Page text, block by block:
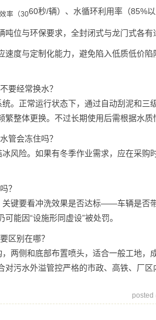
率（3060秒/辆）、水循环利用率（85%
位与环保要求，全封闭式与龙门式各有
度与定制化能力，避免陷入低质低价陷
要经常换水？
。正常运行状态下，通过自动刮泥和
整体更换。不过长期使用后需根据水质
管会冻住吗？
风险。如果有冬季作业需求，应在采
？
键要看冲洗效果是否达标——车辆是否
能因“设施形同虚设”被处罚。
区别在哪？
两侧和底部布置喷头，适合一般工地
污水外溢管控严格的市政、高铁、厂区
posted